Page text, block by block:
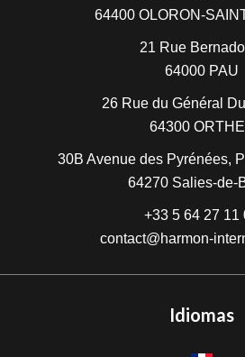
64400 OLORON-
21 Rue
64000 PAU
26 Rue du Général
64300
30B Avenue des Pyrénées,
64270 Salies-de-
+33 5 64 27 11
contact@harmon-
Idiomas